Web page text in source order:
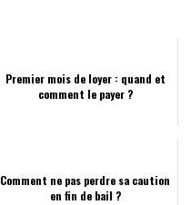
Premier mois de loyer : quand et
comment le payer ?
Comment ne pas perdre sa caution
en fin de bail ?